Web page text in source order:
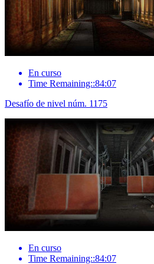
En curso
Time Remaining::84:07
Desafío de nivel núm. 1175
En curso
Time Remaining::84:07